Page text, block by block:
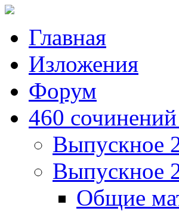
Главная
Изложения
Форум
460
Выпускное
Выпускное
Общие